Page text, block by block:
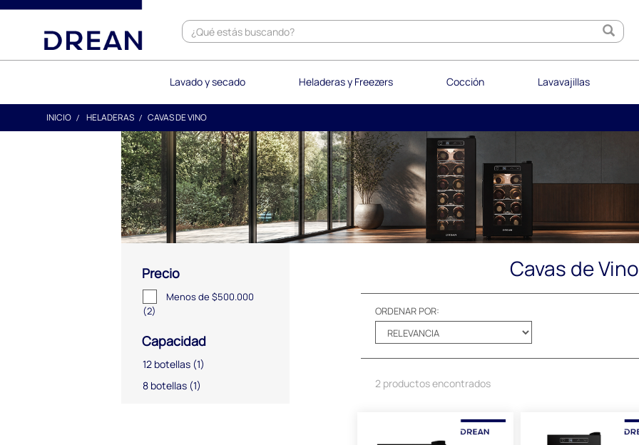
text.skipToContent
text.skipToNavigation
Lavado y secado Heladeras y Freezers Cocción Lavavajillas
INICIO HELADERAS CAVAS DE VINO
Precio
Menos de $500.000
(2)
Capacidad
12 botellas (1)
8 botellas (1)
Cavas de Vino
ORDENAR POR:
2 productos encontrados